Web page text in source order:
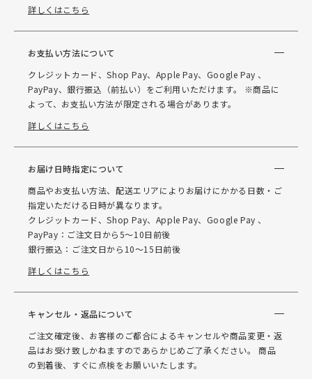
詳しくはこちら
お支払い方法について
クレジットカード、Shop Pay、Apple Pay、Google Pay 、
PayPay、銀行振込（前払い）をご利用いただけます。 ※商品に
よって、お支払い方法が限定される場合があります。
詳しくはこちら
お届け日時指定について
商品やお支払い方法、配送エリアによりお届けにかかる日数・ご
指定いただける日時が異なります。
クレジットカード、Shop Pay、Apple Pay、Google Pay 、
PayPay：ご注文日から5～10日前後
銀行振込：ご注文日から10～15日前後
詳しくはこちら
キャンセル・返品について
ご注文確定後、お客様のご都合によるキャンセルや商品変更・返
品はお受け致しかねますのであらかじめご了承ください。 商品
の到着後、すぐに点検をお願いいたします。